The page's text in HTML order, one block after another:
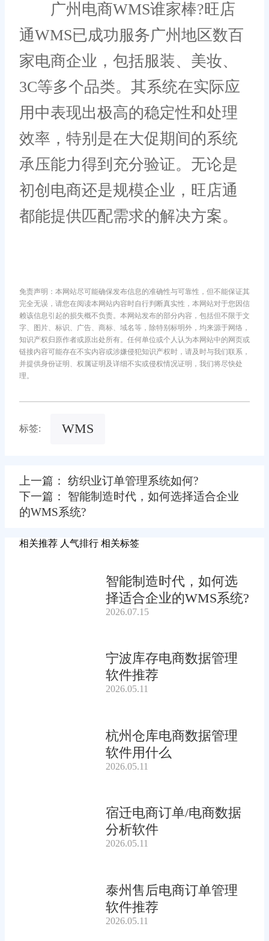
广州电商WMS谁家棒?旺店
通WMS已成功服务广州地区数百
家电商企业，包括服装、美妆、
3C等多个品类。其系统在实际应
用中表现出极高的稳定性和处理
效率，特别是在大促期间的系统
承压能力得到充分验证。无论是
初创电商还是规模企业，旺店通
都能提供匹配需求的解决方案。
免责声明：本网站尽可能确保发布信息的准确性与可靠性，但不能保证其
完全无误，请您在阅读本网站内容时自行判断真实性，本网站对于您因信
赖该信息引起的损失概不负责。本网站发布的部分内容，包括但不限于文
字、图片、标识、广告、商标、域名等，除特别标明外，均来源于网络，
知识产权归原作者或原出处所有。任何单位或个人认为本网站中的网页或
链接内容可能存在不实内容或涉嫌侵犯知识产权时，请及时与我们联系，
并提供身份证明、权属证明及详细不实或侵权情况证明，我们将尽快处
理。
标签: WMS
上一篇： 纺织业订单管理系统如何?
下一篇： 智能制造时代，如何选择适合企业
的WMS系统?
相关推荐 人气排行 相关标签
智能制造时代，如何选
择适合企业的WMS系统?
2026.07.15
宁波库存电商数据管理
软件推荐
2026.05.11
杭州仓库电商数据管理
软件用什么
2026.05.11
宿迁电商订单/电商数据
分析软件
2026.05.11
泰州售后电商订单管理
软件推荐
2026.05.11